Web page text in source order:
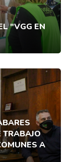
"VGG EN
TRABAJO
A